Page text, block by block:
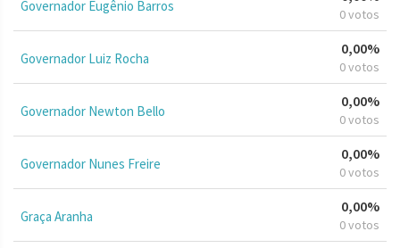
Governador Eugênio Barros 0 votos
Governador Luiz Rocha
0,00%
0 votos
Governador Newton Bello
0,00%
0 votos
Governador Nunes Freire
0,00%
0 votos
Graça Aranha
0,00%
0 votos